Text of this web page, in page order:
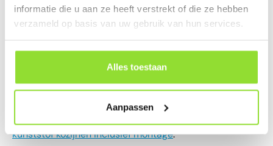
informatie die u aan ze heeft verstrekt of die ze hebben
verzameld op basis van uw gebruik van hun services.
Alles toestaan
Aanpassen
centrum: elke wijk heeft zijn eigen uitdagingen als het
gaat om kozijnen. Wij houden rekening met de leeftijd
zoals bodemgesteldheid en vochtigheid.
Onze adviseurs denken graag met je mee, zowel online
als tijdens de inmeetafspraak. Bekijk ons volledige
kunststof kozijnen inclusief montage.